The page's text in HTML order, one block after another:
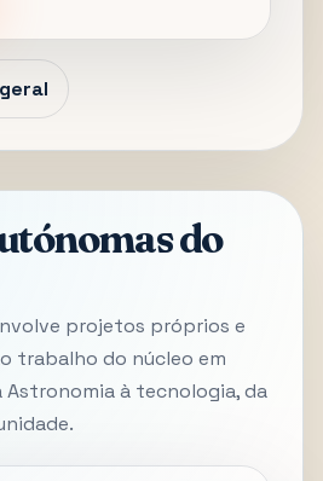
do
projetos próprios e
trabalho do núcleo em
à tecnologia, da